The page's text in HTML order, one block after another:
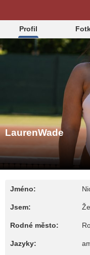
Profil
LaurenWade
Jméno:
Jsem:
Rodné město:
Jazyky: